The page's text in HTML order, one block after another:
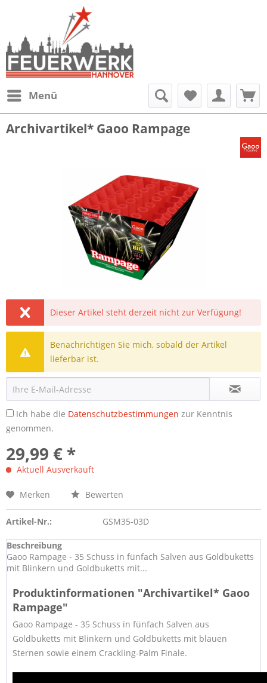
Menü
Archivartikel* Gaoo Rampage
Dieser Artikel steht derzeit nicht zur Verfügung!
Benachrichtigen Sie mich, sobald der Artikel
lieferbar ist.
Ich habe die Datenschutzbestimmungen zur Kenntnis
genommen.
29,99 € *
Aktuell Ausverkauft
Merken Bewerten
Artikel-Nr.: GSM35-03D
Beschreibung
Gaoo Rampage - 35 Schuss in fünfach Salven aus Goldbuketts
mit Blinkern und Goldbuketts mit...
Produktinformationen "Archivartikel* Gaoo
Rampage"
Gaoo Rampage - 35 Schuss in fünfach Salven aus
Goldbuketts mit Blinkern und Goldbuketts mit blauen
Sternen sowie einem Crackling-Palm Finale.